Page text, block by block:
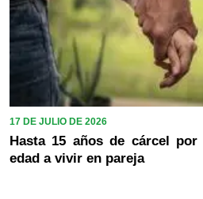
17 DE JULIO DE 2026
Hasta 15 años de cárcel
edad a vivir en pareja